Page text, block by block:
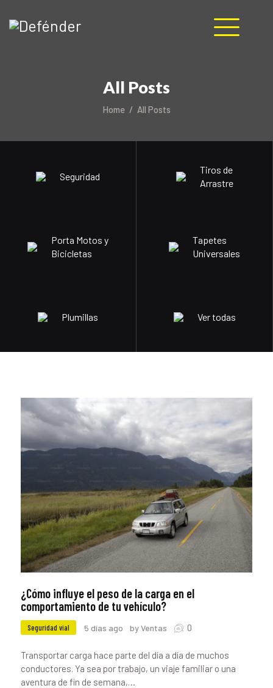
All Posts
Home All Posts
Seguridad
Tiros de
Arrastre
Porta Motos y
Bicicletas
Tapetes
Universales
Plumillas Ver todas
RECURSOS
CONTACTO
¿Cómo influye el peso de la carga en el
comportamiento de tu vehículo?
Seguridad vial 5 días ago by Ventas 0
Transportar carga hace parte del día a día de muchos
conductores. Ya sea por trabajo, un viaje familiar o una
aventura de fin de semana,…